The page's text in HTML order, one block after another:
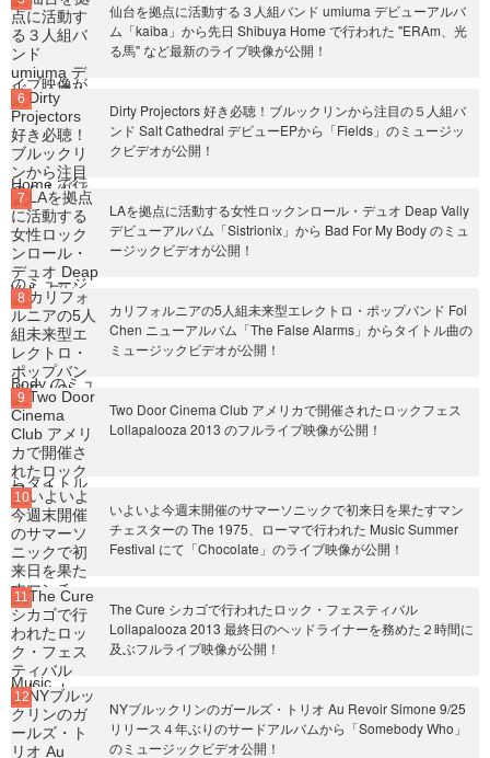
仙台を拠点に活動する３人組バンド umiuma デビューアルバ
ム「kaiba」から先日 Shibuya Home で行われた "ERAm、光
る馬" など最新のライブ映像が公開！
Dirty Projectors 好き必聴！ブルックリンから注目の５人組バ
ンド Salt Cathedral デビューEPから「Fields」のミュージッ
クビデオが公開！
LAを拠点に活動する女性ロックンロール・デュオ Deap Vally
デビューアルバム「Sistrionix」から Bad For My Body のミュ
ージックビデオが公開！
カリフォルニアの5人組未来型エレクトロ・ポップバンド Fol
Chen ニューアルバム「The False Alarms」からタイトル曲の
ミュージックビデオが公開！
Two Door Cinema Club アメリカで開催されたロックフェス
Lollapalooza 2013 のフルライブ映像が公開！
いよいよ今週末開催のサマーソニックで初来日を果たすマン
チェスターの The 1975、ローマで行われた Music Summer
Festival にて「Chocolate」のライブ映像が公開！
The Cure シカゴで行われたロック・フェスティバル
Lollapalooza 2013 最終日のヘッドライナーを務めた２時間に
及ぶフルライブ映像が公開！
NYブルックリンのガールズ・トリオ Au Revoir Simone 9/25
リリース４年ぶりのサードアルバムから「Somebody Who」
のミュージックビデオ公開！